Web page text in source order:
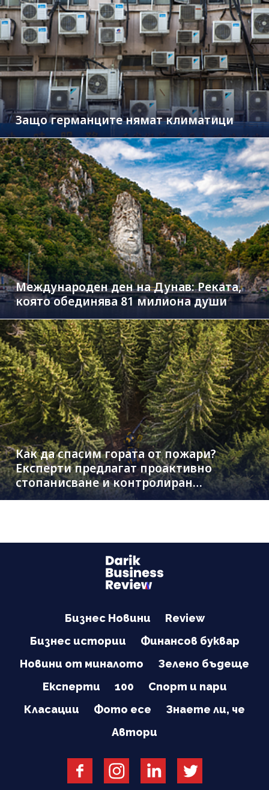
Защо германците нямат климатици
Международен ден на Дунав: Реката,
която обединява 81 милиона души
Как да спасим гората от пожари?
Експерти предлагат проактивно
стопанисване и контролиран
дърводобив
Бизнес Новини
Review
Бизнес истории
Финансов буквар
Новини от миналото
Зелено бъдеще
Експерти
100
Спорт и пари
Класации
Фото есе
Знаете ли, че
Автори